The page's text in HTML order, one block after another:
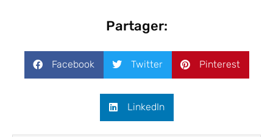
Partager:
Facebook Twitter Pinterest
LinkedIn